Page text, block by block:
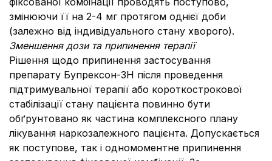
змінюючи її на 2-4 мг протягом однієї доби
(залежно від індивідуального стану хворого).
Зменшення дози та припинення терапії
Рішення щодо припинення застосування
препарату Бупрексон-ЗН після проведення
підтримувальної терапії або короткострокової
стабілізації стану пацієнта повинно бути
обґрунтовано як частина комплексного плану
лікування наркозалежного пацієнта. Допускається
як поступове, так і одномоментне припинення